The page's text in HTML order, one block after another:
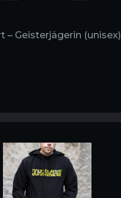
– Geisterjägerin (unisex)